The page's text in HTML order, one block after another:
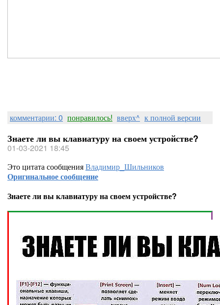
комментарии: 0 понравилось! вверх^ к полной версии
Знаете ли вы клавиатуру на своем устройстве?
01-03-2021 18:45
Это цитата сообщенияВладимир_Шильников
Оригинальное сообщение
Знаете ли вы клавиатуру на своем устройстве?